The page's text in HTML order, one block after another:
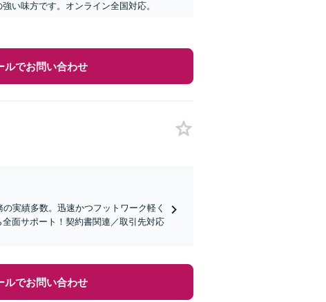
い味方です。オンライン全国対応。
ルでお問い合わせ
実績多数。迅速かつフットワーク軽く
面サポート！契約書関連／取引先対応
ルでお問い合わせ